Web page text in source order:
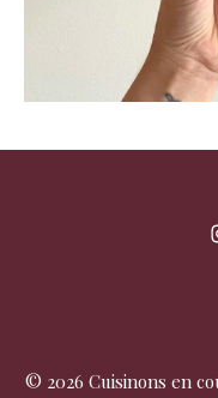
© 2026 Cuisinons en